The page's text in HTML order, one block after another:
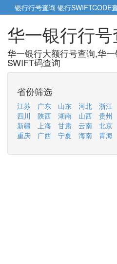
银行行号查询 银行SWIFTCODE
华一银行行号
华一银行大额行号查询,华
SWIFT码查询
省份筛选
江苏 广东 山东 河北 浙江
四川
陕西 湖南 山西 贵州
新疆
上海 甘肃 云南 北京
重庆
广西 宁夏 海南 青海